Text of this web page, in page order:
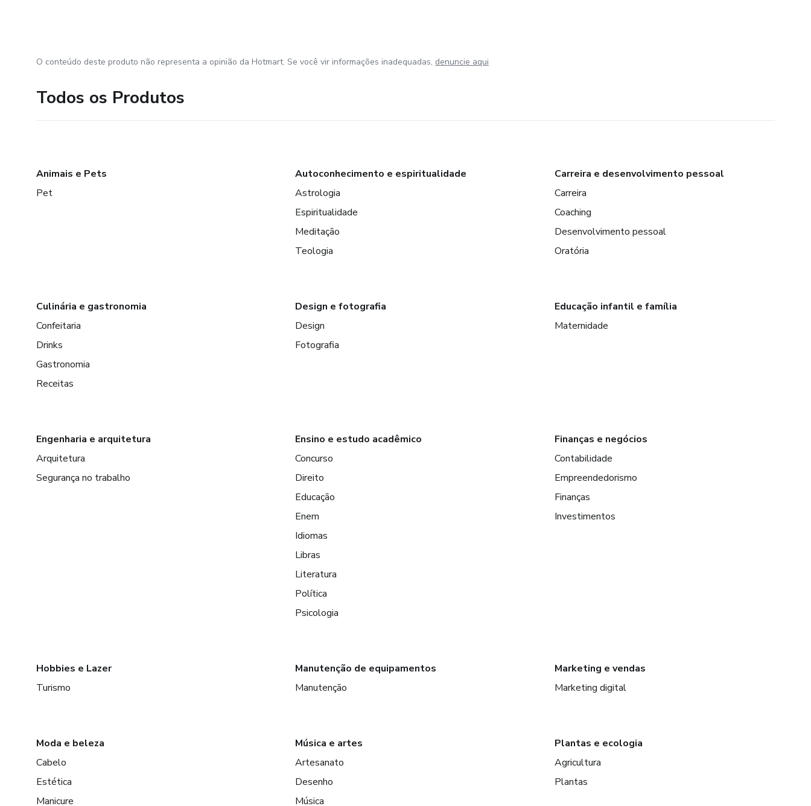
O conteúdo deste produto não representa a opinião da Hotmart. Se você vir informações inadequadas, denuncie aqui
Todos os Produtos
Animais e Pets
Pet
Autoconhecimento e espiritualidade
Astrologia
Espiritualidade
Meditação
Teologia
Carreira e desenvolvimento pessoal
Carreira
Coaching
Desenvolvimento pessoal
Oratória
Culinária e gastronomia
Confeitaria
Drinks
Gastronomia
Receitas
Design e fotografia
Design
Fotografia
Educação infantil e família
Maternidade
Engenharia e arquitetura
Arquitetura
Segurança no trabalho
Ensino e estudo acadêmico
Concurso
Direito
Educação
Enem
Idiomas
Libras
Literatura
Política
Psicologia
Finanças e negócios
Contabilidade
Empreendedorismo
Finanças
Investimentos
Hobbies e Lazer
Turismo
Manutenção de equipamentos
Manutenção
Marketing e vendas
Marketing digital
Moda e beleza
Cabelo
Estética
Manicure
Música e artes
Artesanato
Desenho
Música
Plantas e ecologia
Agricultura
Plantas